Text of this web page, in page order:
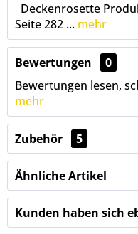
Deckenrosette
Seite 282 ... mehr
Bewertungen
0
Bewertungen lesen,
mehr
Zubehör 5
Ähnliche Artikel
Kunden haben sich